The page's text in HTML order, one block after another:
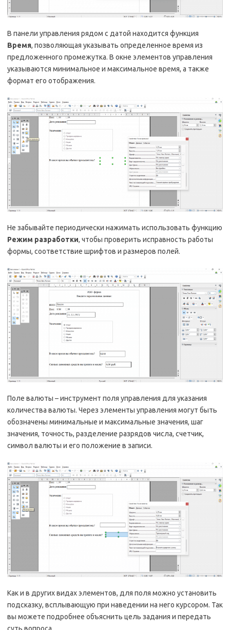
В панели управления рядом с датой находится функция
Время, позволяющая указывать определенное время из
предложенного промежутка. В окне элементов управления
указываются минимальное и максимальное время, а также
формат его отображения.
Не забывайте периодически нажимать использовать функцию
Режим разработки, чтобы проверить исправность работы
формы, соответствие шрифтов и размеров полей.
Поле валюты – инструмент поля управления для указания
количества валюты. Через элементы управления могут быть
обозначены минимальные и максимальные значения, шаг
значения, точность, разделение разрядов числа, счетчик,
символ валюты и его положение в записи.
Как и в других видах элементов, для поля можно установить
подсказку, всплывающую при наведении на него курсором. Так
вы можете подробнее объяснить цель задания и передать
суть вопроса.